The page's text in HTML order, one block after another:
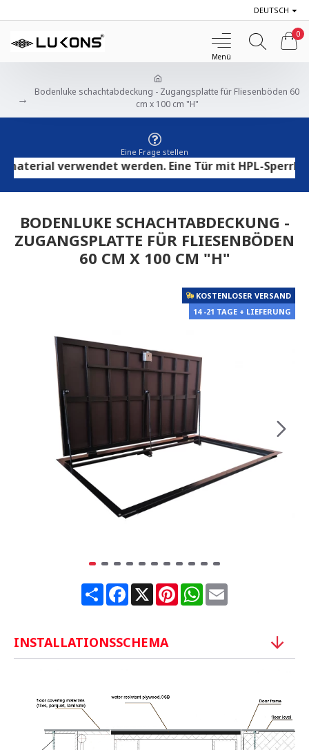
DEUTSCH
0
Bodenluke schachtabdeckung - Zugangsplatte für Fliesenböden 60
cm x 100 cm "H"
Eine Frage stellen
verwendet werden. Eine Tür mit HPL-Sperrholz
BODENLUKE SCHACHTABDECKUNG -
ZUGANGSPLATTE FÜR FLIESENBÖDEN
60 CM X 100 CM "H"
KOSTENLOSER VERSAND
14 -21 TAGE + LIEFERUNG
ShareFacebook
X PinterestWhatsApp
Email
INSTALLATIONSSCHEMA